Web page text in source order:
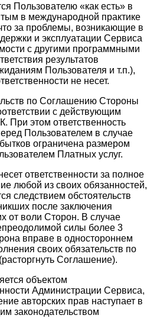
Пользователю «как есть» в
в международной практике
за проблемы, возникающие в
и эксплуатации Сервиса
с другими программными
результатов
Пользователя и т.п.),
не несет.
по Соглашению Стороны
с действующим
При этом ответственность
Пользователем в случае
ограничена размером
Платных услуг.
ответственности за полное
любой из своих обязанностей,
следствием обстоятельств
после заключения
от воли Сторон. В случае
силы более 3
вправе в одностороннем
своих обязательств по
Соглашение).
объектом
Администрации Сервиса,
авторских прав наступает в
законодательством